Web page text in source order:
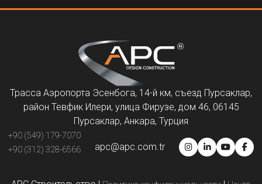
Трасса Аэропорта Эсенбога, 14-й км, съезд Пурсаклар,
район Тевфик Илери, улица Фирузе, дом 46, 06145
Пурсаклар, Анкара, Турция
+90 (549) 179-7070
+90 (312) 328-6566
apc@apc.com.tr